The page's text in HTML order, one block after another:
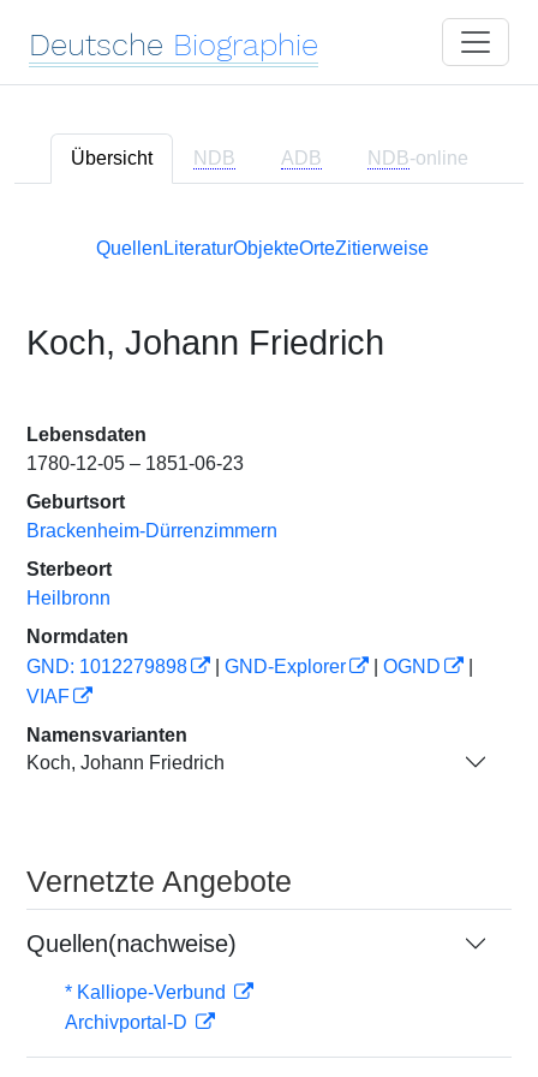
Deutsche Biographie
Übersicht NDB ADB NDB-online
Quellen LiteraturObjekteOrteZitierweise
Koch, Johann Friedrich
Lebensdaten
1780-12-05 – 1851-06-23
Geburtsort
Brackenheim-Dürrenzimmern
Sterbeort
Heilbronn
Normdaten
GND: 1012279898
GND-Explorer OGND
VIAF
Namensvarianten
Koch, Johann Friedrich
Vernetzte Angebote
Quellen(nachweise)
* Kalliope-Verbund
Archivportal-D